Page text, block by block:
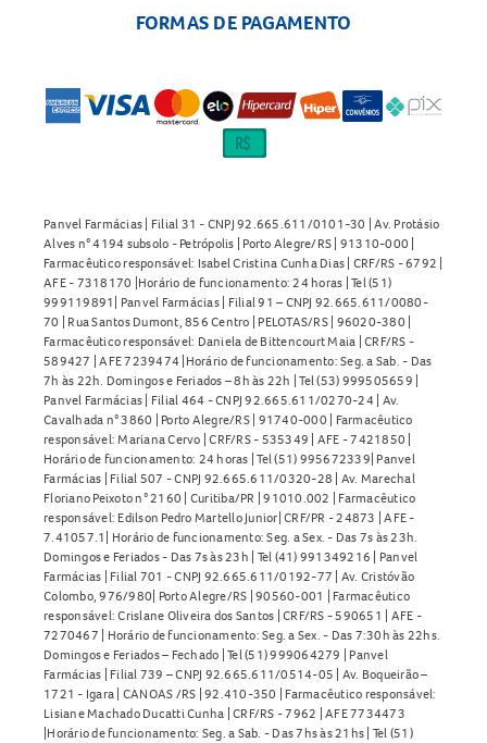
FORMAS DE PAGAMENTO
Panvel Farmácias | Filial 31 - CNPJ 92.665.611/0101-30 | Av. Protásio
Alves n° 4194 subsolo - Petrópolis | Porto Alegre/RS | 91310-000 |
Farmacêutico responsável: Isabel Cristina Cunha Dias | CRF/RS - 6792 |
AFE - 7318170 |Horário de funcionamento: 24 horas | Tel (51)
999119891| Panvel Farmácias | Filial 91 – CNPJ 92.665.611/0080-
70 | Rua Santos Dumont, 856 Centro | PELOTAS/RS | 96020-380 |
Farmacêutico responsável: Daniela de Bittencourt Maia | CRF/RS -
589427 | AFE 7239474 |Horário de funcionamento: Seg. a Sab. - Das
7h às 22h. Domingos e Feriados – 8h às 22h | Tel (53) 999505659 |
Panvel Farmácias | Filial 464 - CNPJ 92.665.611/0270-24 | Av.
Cavalhada n° 3860 | Porto Alegre/RS | 91740-000 | Farmacêutico
responsável: Mariana Cervo | CRF/RS - 535349 | AFE - 7421850 |
Horário de funcionamento: 24 horas | Tel (51) 995672339| Panvel
Farmácias | Filial 507 - CNPJ 92.665.611/0320-28 | Av. Marechal
Floriano Peixoto n° 2160 | Curitiba/PR | 91010.002 | Farmacêutico
responsável: Edilson Pedro Martello Junior| CRF/PR - 24873 | AFE -
7.41057.1| Horário de funcionamento: Seg. a Sex. - Das 7s às 23h.
Domingos e Feriados - Das 7s às 23h | Tel (41) 991349216 | Panvel
Farmácias | Filial 701 - CNPJ 92.665.611/0192-77 | Av. Cristóvão
Colombo, 976/980| Porto Alegre/RS | 90560-001 | Farmacêutico
responsável: Crislane Oliveira dos Santos | CRF/RS - 590651 | AFE -
7270467 | Horário de funcionamento: Seg. a Sex. - Das 7:30h às 22hs.
Domingos e Feriados – Fechado | Tel (51) 999064279 | Panvel
Farmácias | Filial 739 – CNPJ 92.665.611/0514-05 | Av. Boqueirão –
1721 - Igara | CANOAS /RS | 92.410-350 | Farmacêutico responsável:
Lisiane Machado Ducatti Cunha | CRF/RS - 7962 | AFE 7734473
|Horário de funcionamento: Seg. a Sab. - Das 7hs às 21hs | Tel (51)